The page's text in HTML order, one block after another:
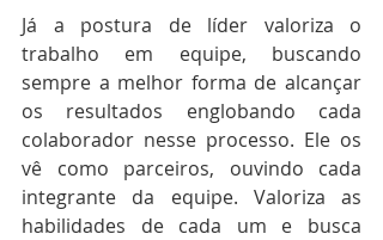
Já a postura de líder valoriza o
trabalho em equipe, buscando
sempre a melhor forma de alcançar
os resultados englobando cada
colaborador nesse processo. Ele os
vê como parceiros, ouvindo cada
integrante da equipe. Valoriza as
habilidades de cada um e busca